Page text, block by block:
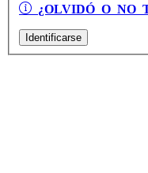
¿OLVIDÓ O NO
Identificarse